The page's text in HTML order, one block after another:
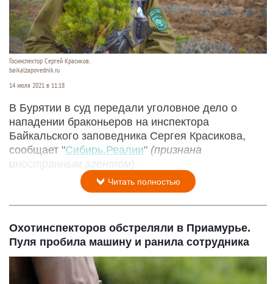
Госинспектор Сергей Красиков.
baikalzapovednik.ru
14 июля 2021 в 11:18
В Бурятии в суд передали уголовное дело о
нападении браконьеров на инспектора
Байкальского заповедника Сергея Красикова,
сообщает "Сибирь.Реалии" (признана
иностранным агентом).
Читать полностью
Охотинспекторов обстреляли в Приамурье.
Пуля пробила машину и ранила сотрудника